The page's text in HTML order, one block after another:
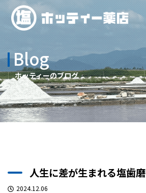
Blog
ホッティーのブログ
人生に差が生まれる塩歯磨
2024.12.06